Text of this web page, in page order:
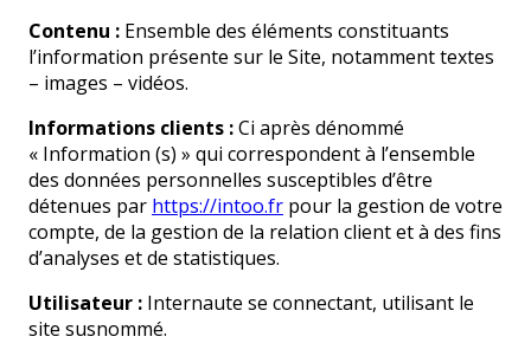
Contenu : Ensemble des éléments constituants
l’information présente sur le Site, notamment textes
– images – vidéos.
Informations clients :Ci après dénommé
« Information (s) » qui correspondent à l’ensemble
des données personnelles susceptibles d’être
détenues par https://intoo.fr pour la gestion de votre
compte, de la gestion de la relation client et à des fins
d’analyses et de statistiques.
Utilisateur : Internaute se connectant, utilisant le
site susnommé.